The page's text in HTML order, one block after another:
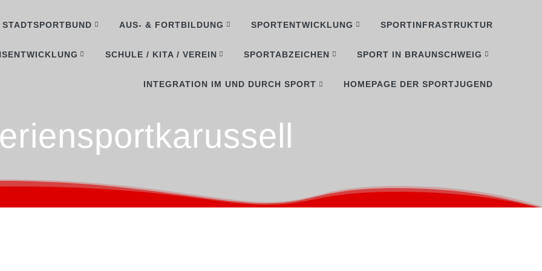
STADTSPORTBUND AUS- & FORTBILDUNG SPORTENTWICKLUNG SPORTINFRASTRUKTUR
SCHULE / KITA / VEREIN SPORTABZEICHEN SPORT IN BRAUNSCHWEIG
INTEGRATION IM UND DURCH SPORT HOMEPAGE DER SPORTJUGEND